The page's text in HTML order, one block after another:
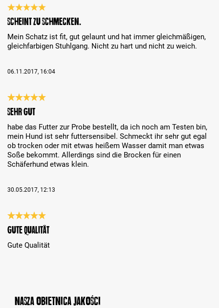
Recenzja z oceną 5 spośród 5 gwiazdek
Scheint zu Schmecken.
Mein Schatz ist fit, gut gelaunt und hat immer gleichmäßigen,
gleichfarbigen Stuhlgang. Nicht zu hart und nicht zu weich.
06.11.2017, 16:04
Recenzja z oceną 5 spośród 5 gwiazdek
sehr gut
habe das Futter zur Probe bestellt, da ich noch am Testen bin,
mein Hund ist sehr futtersensibel. Schmeckt ihr sehr gut egal
ob trocken oder mit etwas heißem Wasser damit man etwas
Soße bekommt. Allerdings sind die Brocken für einen
Schäferhund etwas klein.
30.05.2017, 12:13
Recenzja z oceną 5 spośród 5 gwiazdek
Gute Qualität
Gute Qualität
Nasza obietnica jakości